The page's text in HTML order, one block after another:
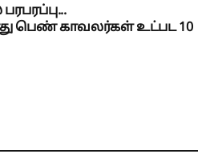
பெண் காவலர்கள் உட்பட 10